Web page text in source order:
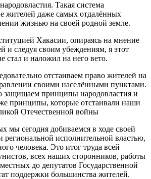
Такая система
жителей даже самых отдалённых
жизнью на своей родной земле.
Хакасии, опираясь на мнение
и следуя своим убеждениям, я этот
стал и наложил на него вето.
отстаиваем право жителей на
своими населёнными пунктами.
защищаем принципы народовластия и
принципы, которые отстаивали наши
Отечественной войны
мы сегодня добиваемся в ходе своей
региональной исполнительной властью,
человека. Это итог труда всей
всех наших сторонников, работы
до депутатов Государственной
поддержки большинства жителей.